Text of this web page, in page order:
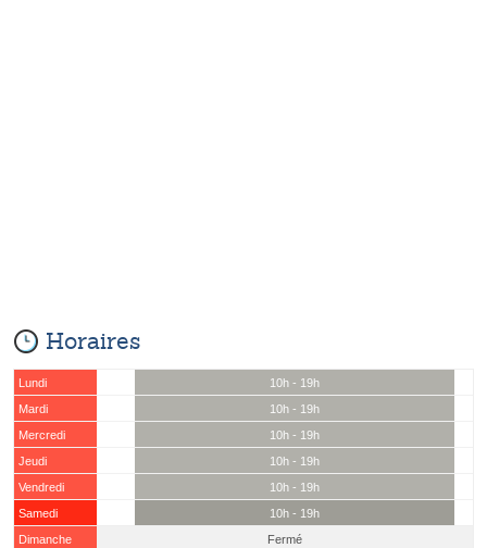
Horaires
Lundi
10h - 19h
Mardi
10h - 19h
Mercredi
10h - 19h
Jeudi
10h - 19h
Vendredi
10h - 19h
Samedi
10h - 19h
Dimanche
Fermé